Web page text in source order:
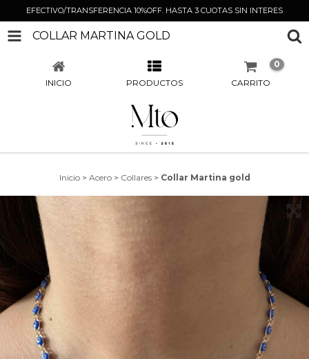
EFECTIVO/TRANSFERENCIA 10%OFF. HASTA 3 CUOTAS SIN INTERES
COLLAR MARTINA GOLD
INICIO PRODUCTOS CARRITO
0
Inicio > Acero > Collares > Collar Martina gold